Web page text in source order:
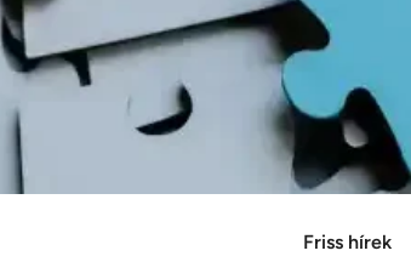
Friss hírek